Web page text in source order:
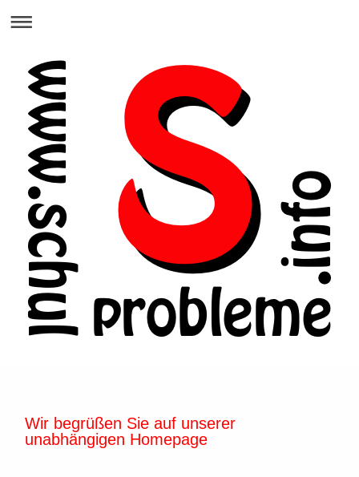
Wir begrüßen Sie auf unserer
unabhängigen Homepage